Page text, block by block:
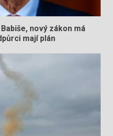
nový zákon má
mají plán